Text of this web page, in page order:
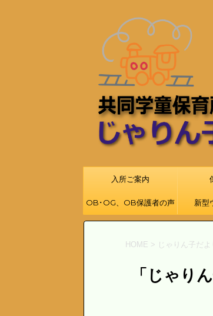
入所ご案内
OB･OG、OB保護者の声 新型
HOME > じゃりん子だよ
「じゃり